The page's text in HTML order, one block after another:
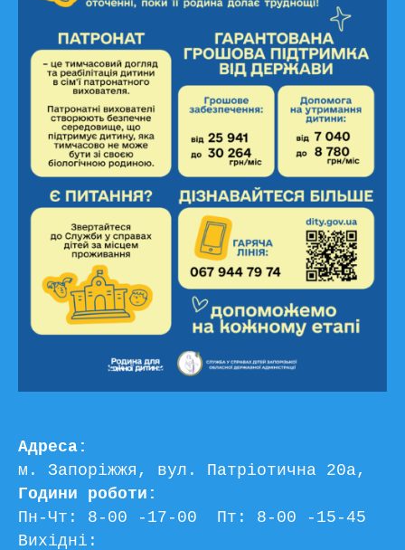
Адреса:
м. Запоріжжя, вул. Патріотична 20а,
Години роботи:
Пн-Чт: 8-00 -17-00  Пт: 8-00 -15-45
Вихідні: